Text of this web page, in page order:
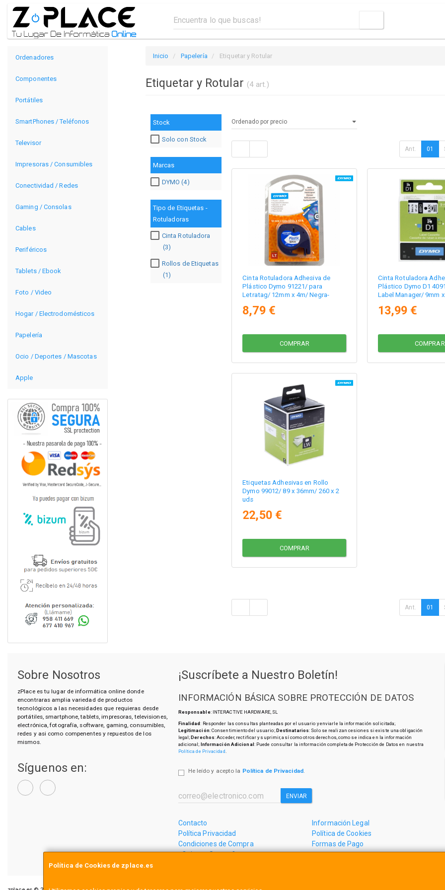
Ordenadores
Componentes
Portátiles
SmartPhones / Teléfonos
Televisor
Impresoras / Consumibles
Conectividad / Redes
Gaming / Consolas
Cables
Periféricos
Tablets / Ebook
Foto / Video
Hogar / Electrodomésticos
Papelería
Ocio / Deportes / Mascotas
Apple
Inicio Papelería Etiquetar y Rotular
Etiquetar y Rotular (4 art.)
Stock
Solo con Stock
Marcas
DYMO (4)
Tipo de Etiquetas -
Rotuladoras
Cinta Rotuladora
(3)
Rollos de Etiquetas
(1)
Ant. 01
Cinta Rotuladora Adhesiva de
Plástico Dymo 91221/ para
Letratag/ 12mm x 4m/ Negra-
8,79 €
COMPRAR
Cinta Rotuladora
Plástico Dymo D1
Label Manager/ 9mm
13,99 €
COMPRAR
Etiquetas Adhesivas en Rollo
Dymo 99012/ 89 x 36mm/ 260 x 2
uds
22,50 €
COMPRAR
Ant. 01
Política de Cookies de zplace.es
Sobre Nosotros
zPlace es tu lugar de informática online donde
encontraras amplia variedad de productos
tecnológicos a las necesidades que requieras desde
portátiles, smartphone, tablets, impresoras, televisiones,
electrónica, fotografía, software, gaming, consumibles,
redes y asi como compenentes y repuestos de los
mismos.
Síguenos en:
¡Suscríbete a Nuestro Boletín!
INFORMACIÓN BÁSICA SOBRE PROTECCIÓN DE DATOS
Responsable: INTERACTIVE HARDWARE, SL
Finalidad: Responder las consultas planteadas por el usuario y enviarle la información solicitada;
Legitimación: Consentimiento del usuario;Destinatarios: Solo se realizan cesiones si existe una obligación
legal;Derechos: Acceder, rectificar y suprimir, así como otros derechos, como se indica en la información
adicional; Información Adicional: Puede consultar la información completa de Protección de Datos en nuestra
Política de Privacidad
He leído y acepto la Política de Privacidad.
ENVIAR
Contacto
Información Legal
Política Privacidad
Política de Cookies
Condiciones de Compra
Formas de Pago
¿Quienes Somos?